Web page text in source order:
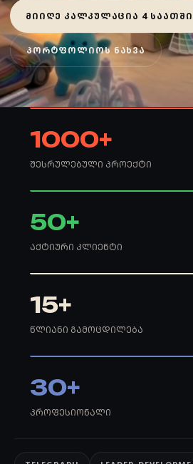
ᲛᲘᲘᲦᲔ ᲙᲐᲚᲙᲣᲚᲐᲪᲘᲐ 4 ᲡᲐᲐᲗᲨᲘ
ᲞᲝᲠᲢᲤᲝᲚᲘᲝᲡ ᲜᲐᲮᲕᲐ
1000+
ᲨᲔᲡᲠᲣᲚᲔᲑᲣᲚᲘ ᲞᲠᲝᲔᲥᲢᲘ
50+
ᲐᲥᲢᲘᲣᲠᲘ ᲙᲚᲘᲔᲜᲢᲘ
15+
ᲬᲚᲘᲐᲜᲘ ᲒᲐᲛᲝᲪᲓᲘᲚᲔᲑᲐ
30+
ᲞᲠᲝᲤᲔᲡᲘᲝᲜᲐᲚᲘ